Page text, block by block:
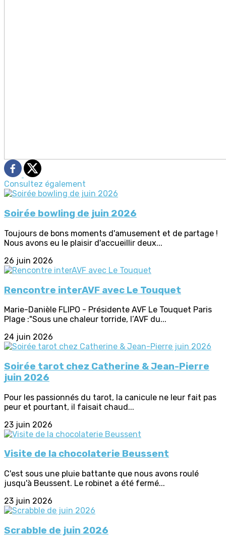
Consultez également
Soirée bowling de juin 2026
Toujours de bons moments d'amusement et de partage !
Nous avons eu le plaisir d'accueillir deux...
26 juin 2026
Rencontre interAVF avec Le Touquet
Marie-Danièle FLIPO - Présidente AVF Le Touquet Paris
Plage :"Sous une chaleur torride, l’AVF du...
24 juin 2026
Soirée tarot chez Catherine & Jean-Pierre
juin 2026
Pour les passionnés du tarot, la canicule ne leur fait pas
peur et pourtant, il faisait chaud...
23 juin 2026
Visite de la chocolaterie Beussent
C'est sous une pluie battante que nous avons roulé
jusqu'à Beussent. Le robinet a été fermé...
23 juin 2026
Scrabble de juin 2026